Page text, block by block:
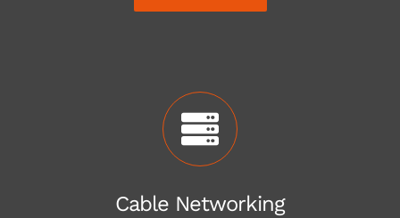
Cable Networking